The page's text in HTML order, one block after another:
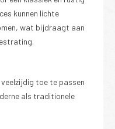
kunnen lichte
wat bijdraagt aan
toe te passen
als traditionele